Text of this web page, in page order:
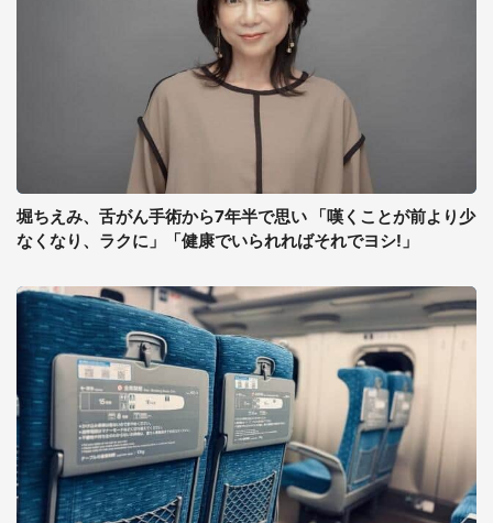
堀ちえみ、舌がん手術から7年半で思い 「嘆くことが前より少
なくなり、ラクに」「健康でいられればそれでヨシ!」